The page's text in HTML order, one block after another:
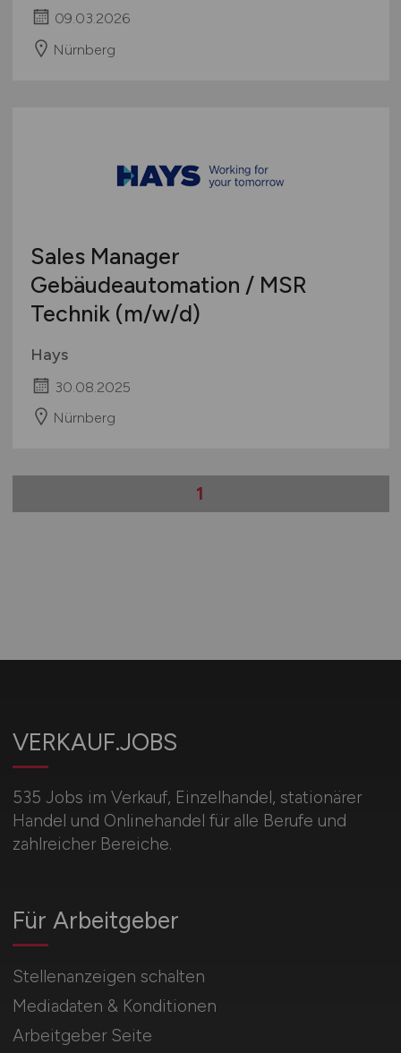
09.03.2026
Nürnberg
Sales Manager
Gebäudeautomation / MSR
Technik (m/w/d)
Hays
30.08.2025
Nürnberg
1
VERKAUF.JOBS
535 Jobs im Verkauf, Einzelhandel, stationärer
Handel und Onlinehandel für alle Berufe und
zahlreicher Bereiche.
Für Arbeitgeber
Stellenanzeigen schalten
Mediadaten & Konditionen
Arbeitgeber Seite